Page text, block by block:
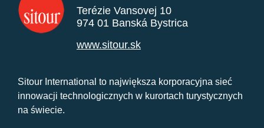
Terézie Vansovej 10
974 01 Banská Bystrica
www.sitour.sk
Sitour International to największa korporacyjna sieć
innowacji technologicznych w kurortach turystycznych
na świecie.